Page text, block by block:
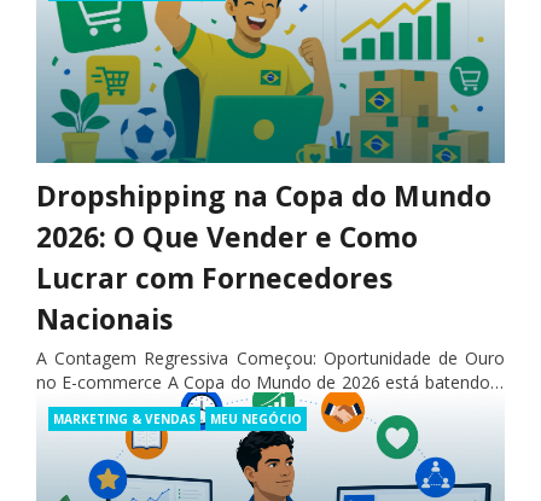
Dropshipping na Copa do Mundo
2026: O Que Vender e Como
Lucrar com Fornecedores
Nacionais
A Contagem Regressiva Começou: Oportunidade de Ouro
no E-commerce A Copa do Mundo de 2026 está batendo à
porta. Com início marcado para 11 de junho e a estreia
da…
PORDROPIFY
Posted
maio, 2026
Categories
MARKETING & VENDAS MEU NEGÓCIO